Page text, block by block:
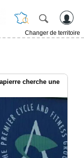
Changer de territoire
cherche une